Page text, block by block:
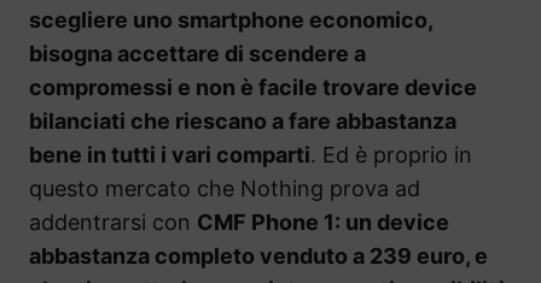
scegliere uno smartphone economico,
bisogna accettare di scendere a
compromessi e non è facile trovare device
bilanciati che riescano a fare abbastanza
bene in tutti i vari comparti. Ed è proprio in
questo mercato che Nothing prova ad
addentrarsi con CMF Phone 1: un device
abbastanza completo venduto a 239 euro, e